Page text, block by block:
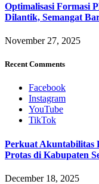
Optimalisasi Formasi
Dilantik, Semangat
November 27, 2025
Recent Comments
Facebook
Instagram
YouTube
TikTok
Perkuat Akuntabilitas
Protas di Kabupaten
December 18, 2025